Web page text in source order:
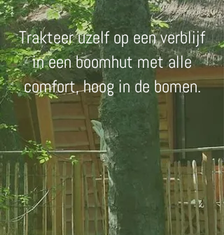
Trakteer uzelf op een verblijf
in een boomhut met alle
comfort, hoog in de bomen.